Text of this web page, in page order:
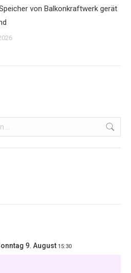
von Balkonkraftwerk gerät
9. August 15:30